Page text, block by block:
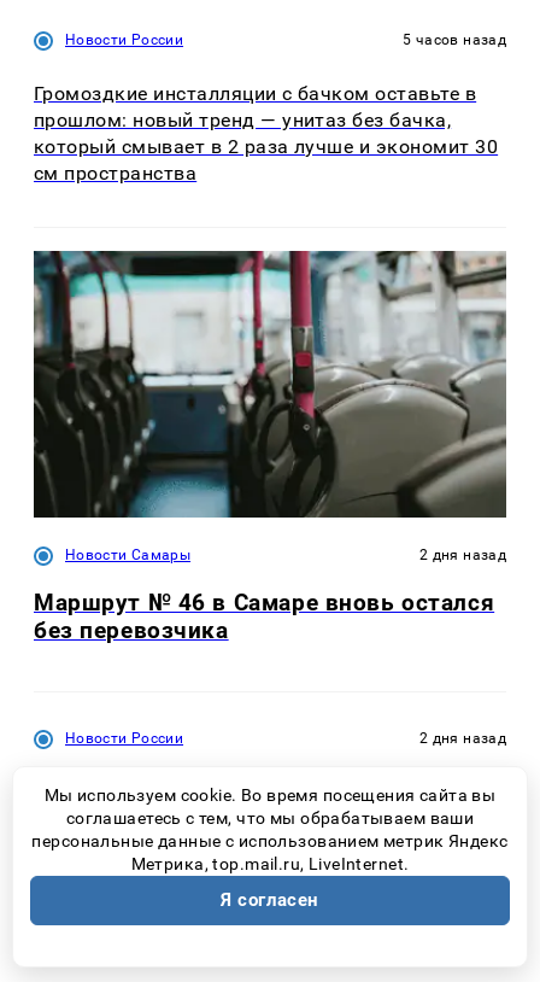
Новости России 5 часов назад
Громоздкие инсталляции с бачком оставьте в
прошлом: новый тренд — унитаз без бачка,
который смывает в 2 раза лучше и экономит 30
см пространства
Новости Самары 2 дня назад
Маршрут № 46 в Самаре вновь остался
без перевозчика
Новости России 2 дня назад
МТС Junior стал лидером рейтинга решений
сотовых операторов для защиты детей от
киберпреступников
Мы используем cookie. Во время посещения сайта вы
соглашаетесь с тем, что мы обрабатываем ваши
персональные данные с использованием метрик Яндекс
Метрика, top.mail.ru, LiveInternet.
Я согласен